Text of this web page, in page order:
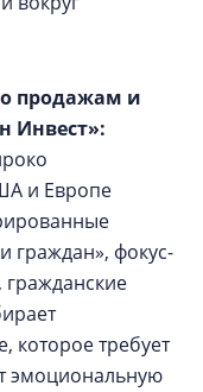
продажам и
Инвест»:
и Европе
граждан», фокус-
которое требует
эмоциональную